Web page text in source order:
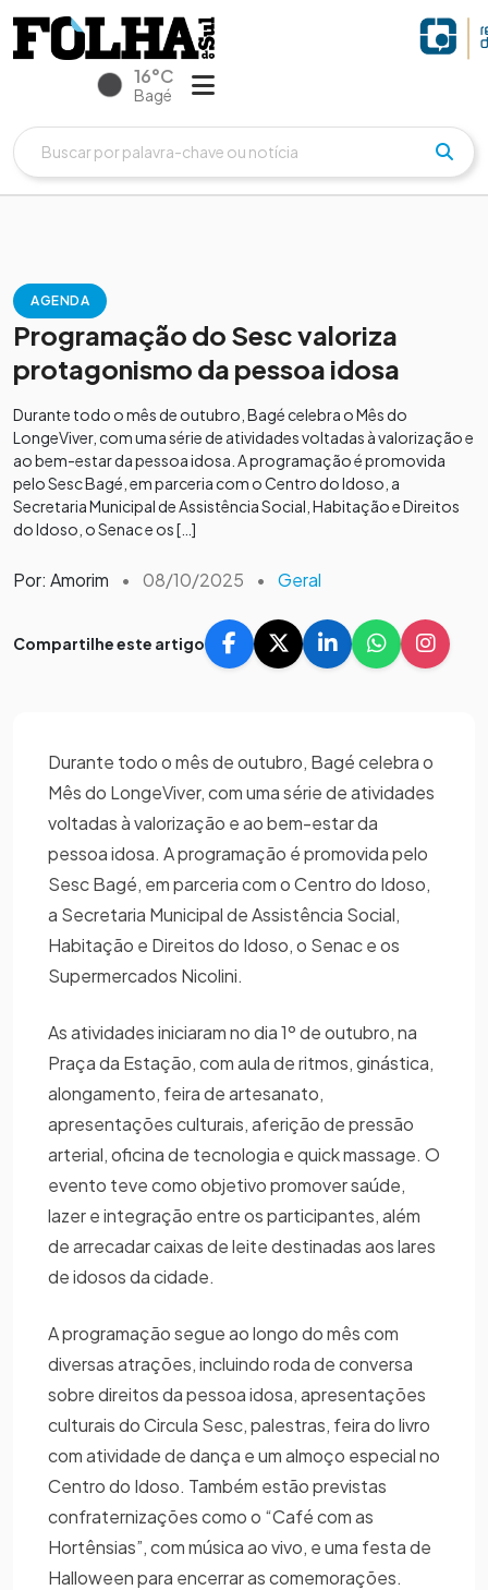
16°C
Bagé
AGENDA
Programação do Sesc valoriza
protagonismo da pessoa idosa
Durante todo o mês de outubro, Bagé celebra o Mês do
LongeViver, com uma série de atividades voltadas à valorização e
ao bem-estar da pessoa idosa. A programação é promovida
pelo Sesc Bagé, em parceria com o Centro do Idoso, a
Secretaria Municipal de Assistência Social, Habitação e Direitos
do Idoso, o Senac e os […]
Por: Amorim • 08/10/2025 • Geral
Compartilhe este artigo
Durante todo o mês de outubro, Bagé celebra o
Mês do LongeViver, com uma série de atividades
voltadas à valorização e ao bem-estar da
pessoa idosa. A programação é promovida pelo
Sesc Bagé, em parceria com o Centro do Idoso,
a Secretaria Municipal de Assistência Social,
Habitação e Direitos do Idoso, o Senac e os
Supermercados Nicolini.
As atividades iniciaram no dia 1º de outubro, na
Praça da Estação, com aula de ritmos, ginástica,
alongamento, feira de artesanato,
apresentações culturais, aferição de pressão
arterial, oficina de tecnologia e quick massage. O
evento teve como objetivo promover saúde,
lazer e integração entre os participantes, além
de arrecadar caixas de leite destinadas aos lares
de idosos da cidade.
A programação segue ao longo do mês com
diversas atrações, incluindo roda de conversa
sobre direitos da pessoa idosa, apresentações
culturais do Circula Sesc, palestras, feira do livro
com atividade de dança e um almoço especial no
Centro do Idoso. Também estão previstas
confraternizações como o “Café com as
Hortênsias”, com música ao vivo, e uma festa de
Halloween para encerrar as comemorações.